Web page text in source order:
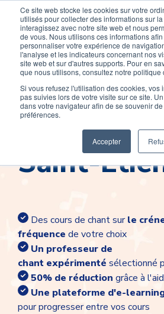
Ce site web stocke les cookies sur votre
utilisés pour collecter des informations sur
interagissez avec notre site web et nous
de vous. Nous utilisons ces informations
personnaliser votre expérience de
l'analyse et les indicateurs concernant nos
site web et sur d'autres supports. Pour en
que nous utilisons, consultez notre politique
Si vous refusez l'utilisation des cookies, vos
pas suivies lors de votre visite sur ce site.
dans votre navigateur afin de se souvenir
préférences.
Accepter
Devenir élève Devenir
Cours de
Saint-
Des cours de chant surle
fréquence de votre choix
Un professeur de
chant expérimenté sélectionné
50% de réduction grâce à
Une plateforme d'e-
pour progresser entre vos cours